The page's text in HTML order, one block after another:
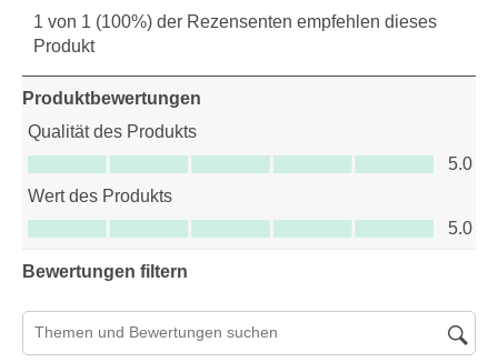
1 von 1 (100%) der Rezensenten empfehlen dieses
Produkt
Produktbewertungen
Qualität des Produkts
Qualität des Produkts, 5.0 von 5
5.0
Wert des Produkts
Wert des Produkts, 5.0 von 5
5.0
Bewertungen filtern
Suchthemen und Bewertungen Suchregion